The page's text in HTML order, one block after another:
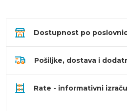
Dostupnost po
Pošiljke, dostava i
Rate - informativni